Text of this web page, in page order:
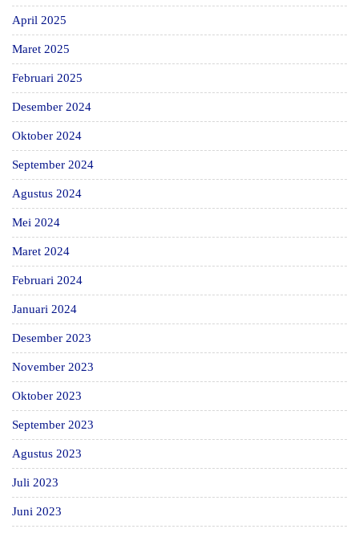
April 2025
Maret 2025
Februari 2025
Desember 2024
Oktober 2024
September 2024
Agustus 2024
Mei 2024
Maret 2024
Februari 2024
Januari 2024
Desember 2023
November 2023
Oktober 2023
September 2023
Agustus 2023
Juli 2023
Juni 2023